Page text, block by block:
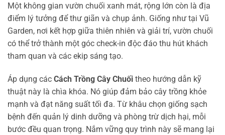
Một không gian vườn chuối xanh mát, rộng lớn còn là địa
điểm lý tưởng để thư giãn và chụp ảnh. Giống như tại Vũ
Garden, nơi kết hợp giữa thiên nhiên và giải trí, vườn chuối
có thể trở thành một góc check-in độc đáo thu hút khách
tham quan và các ekip sáng tạo.
Áp dụng các Cách Trồng Cây Chuối theo hướng dẫn kỹ
thuật này là chìa khóa. Nó giúp đảm bảo cây trồng khỏe
mạnh và đạt năng suất tối đa. Từ khâu chọn giống sạch
bệnh đến quản lý dinh dưỡng và phòng trừ dịch hại, mỗi
bước đều quan trọng. Nắm vững quy trình này sẽ mang lại